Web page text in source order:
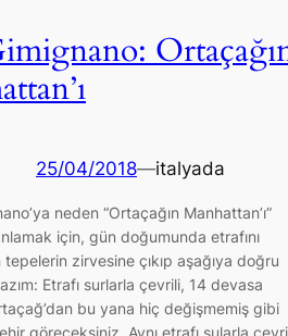
25/04/2018—italyada
neden “Ortaçağın Manhattan’ı”
için, gün doğumunda etrafını
zirvesine çıkıp aşağıya doğru
Etrafı surlarla çevrili, 14 devasa
bu yana hiç değişmemiş gibi
göreceksiniz. Aynı etrafı sularla